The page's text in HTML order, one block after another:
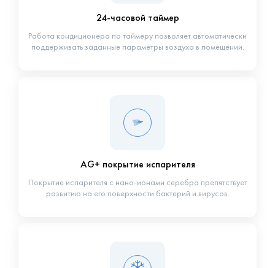
24-часовой таймер
Работа кондиционера по таймеру позволяет автоматически
поддерживать заданные параметры воздуха в помещении.
AG+ покрытие испарителя
Покрытие испарителя с нано-ионами серебра препятствует
развитию на его поверхности бактерий и вирусов.